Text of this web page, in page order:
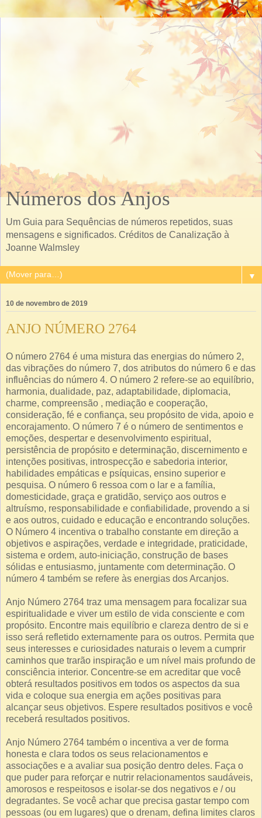
Números dos Anjos
Um Guia para Sequências de números repetidos, suas
mensagens e significados. Créditos de Canalização à
Joanne Walmsley
▼
10 de novembro de 2019
ANJO NÚMERO 2764
O número 2764 é uma mistura das energias do número 2,
das vibrações do número 7, dos atributos do número 6 e das
influências do número 4. O número 2 refere-se ao equilíbrio,
harmonia, dualidade, paz, adaptabilidade, diplomacia,
charme, compreensão , mediação e cooperação,
consideração, fé e confiança, seu propósito de vida, apoio e
encorajamento. O número 7 é o número de sentimentos e
emoções, despertar e desenvolvimento espiritual,
persistência de propósito e determinação, discernimento e
intenções positivas, introspecção e sabedoria interior,
habilidades empáticas e psíquicas, ensino superior e
pesquisa. O número 6 ressoa com o lar e a família,
domesticidade, graça e gratidão, serviço aos outros e
altruísmo, responsabilidade e confiabilidade, provendo a si
e aos outros, cuidado e educação e encontrando soluções.
O Número 4 incentiva o trabalho constante em direção a
objetivos e aspirações, verdade e integridade, praticidade,
sistema e ordem, auto-iniciação, construção de bases
sólidas e entusiasmo, juntamente com determinação. O
número 4 também se refere às energias dos Arcanjos.
Anjo Número 2764 traz uma mensagem para focalizar sua
espiritualidade e viver um estilo de vida consciente e com
propósito. Encontre mais equilíbrio e clareza dentro de si e
isso será refletido externamente para os outros. Permita que
seus interesses e curiosidades naturais o levem a cumprir
caminhos que trarão inspiração e um nível mais profundo de
consciência interior. Concentre-se em acreditar que você
obterá resultados positivos em todos os aspectos da sua
vida e coloque sua energia em ações positivas para
alcançar seus objetivos. Espere resultados positivos e você
receberá resultados positivos.
Anjo Número 2764 também o incentiva a ver de forma
honesta e clara todos os seus relacionamentos e
associações e a avaliar sua posição dentro deles. Faça o
que puder para reforçar e nutrir relacionamentos saudáveis,
amorosos e respeitosos e isolar-se dos negativos e / ou
degradantes. Se você achar que precisa gastar tempo com
pessoas (ou em lugares) que o drenam, defina limites claros